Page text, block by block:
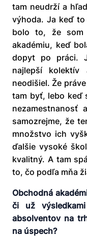
tam neudrží a
výhoda. Ja keď
bolo to, že som
akadémiu, keď
dopyt po práci.
najlepší
neodišiel. Že
tam byť, lebo keď
nezamestnanosť
samozrejme, že
množstvo ich
ďalšie vysoké
kvalitný. A tam
to, čo podľa mňa
Obchodná
či už
absolventov na
na úspech?